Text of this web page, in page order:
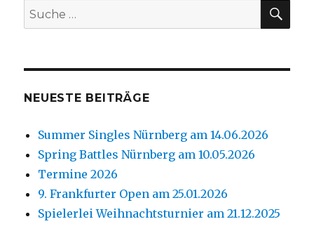
Suche
nach:
NEUESTE BEITRÄGE
Summer Singles Nürnberg am 14.06.2026
Spring Battles Nürnberg am 10.05.2026
Termine 2026
9. Frankfurter Open am 25.01.2026
Spielerlei Weihnachtsturnier am 21.12.2025